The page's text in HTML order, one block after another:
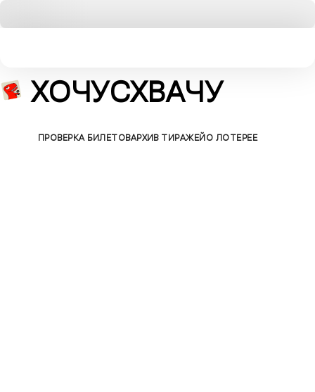
ХОЧУСХВАЧУ
ПРОВЕРКА БИЛЕТОВАРХИВ ТИРАЖЕЙ О ЛОТЕРЕЕ